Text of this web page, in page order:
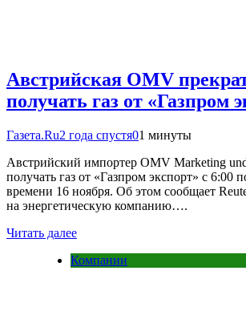
Австрийская OMV
получать газ от «Газпром
Газета.Ru2 года спустя01 минуты
Австрийский импортер OMV Marketing
получать газ от «Газпром экспорт» с 6:00
времени 16 ноября. Об этом сообщает
на энергетическую компанию….
Читать далее
Компании